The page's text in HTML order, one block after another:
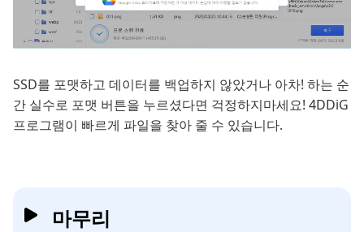
SSD를 포맷하고 데이터를 백업하지 않았거나 아차! 하는 순
간 실수로 포맷 버튼을 누르셨다면 걱정하지마세요! 4DDiG
프로그램이 빠르게 파일을 찾아 줄 수 있습니다.
마무리